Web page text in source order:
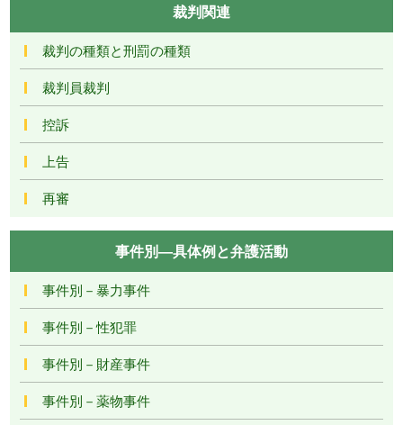
裁判関連
裁判の種類と刑罰の種類
裁判員裁判
控訴
上告
再審
事件別―具体例と弁護活動
事件別－暴力事件
事件別－性犯罪
事件別－財産事件
事件別－薬物事件